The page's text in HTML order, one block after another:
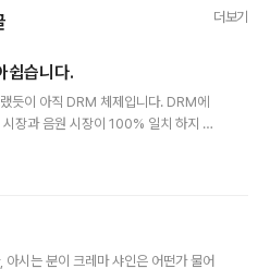
더보기
쉽습니다.
듯이 아직 DRM 체제입니다. DRM에
장과 음원 시장이 100% 일치 하지 않
스 하던 전자책 사업 오도독이 2014.0
스가 있었고, 저도 많은 책을 보유 했었
행인지 아닌지, 북토피아가 망하면서 A
시는 분이 크레마 샤인은 어떤가 물어